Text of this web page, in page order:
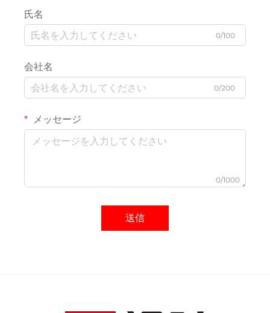
氏名
0/100
会社名
0/200
メッセージ
0/1000
送信